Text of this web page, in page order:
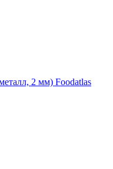
2 мм) Foodatlas